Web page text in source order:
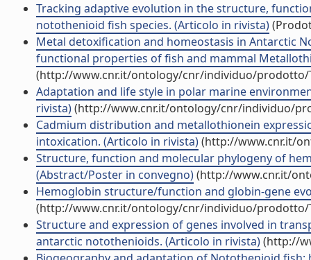
Tracking adaptive evolution in the structure,
notothenioid fish species. (Articolo in rivista)
Metal detoxification and homeostasis in Antarctic
functional properties of fish and mammal
(http://www.cnr.it/ontology/cnr/individuo/prodotto/
Adaptation and life style in polar marine
rivista)(http://www.cnr.it/ontology/cnr/individuo/
Cadmium distribution and metallothionein
intoxication. (Articolo in rivista)(http://www.cnr.it/
Structure, function and molecular phylogeny of
(Abstract/Poster in convegno)(http://www.cnr.it/
Hemoglobin structure/function and globin-gene
(http://www.cnr.it/ontology/cnr/individuo/prodotto/
Structure and expression of genes involved in
antarctic notothenioids. (Articolo in rivista)(http://